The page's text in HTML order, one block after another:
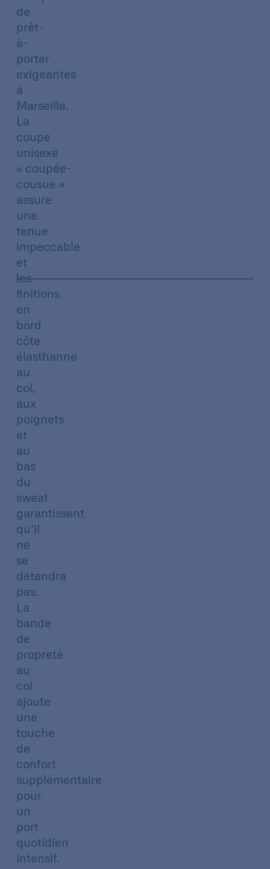
de
prêt-
à-
porter
exigeantes
à
Marseille.
La
coupe
unisexe
« coupée-
cousue »
assure
une
tenue
impeccable
et
les
finitions
en
bord
côte
élasthanne
au
col,
aux
poignets
et
au
bas
du
sweat
garantissent
qu’il
ne
se
détendra
pas.
La
bande
de
propreté
au
col
ajoute
une
touche
de
confort
supplémentaire
pour
un
port
quotidien
intensif.